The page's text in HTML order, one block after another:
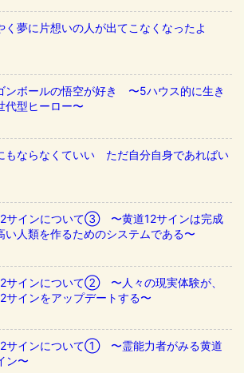
く夢に片想いの人が出てこなくなったよ
ンボールの悟空が好き 〜5ハウス的に生き
代型ヒーロー〜
もならなくていい ただ自分自身であればい
サインについて③ 〜黄道12サインは完成
い人類を作るためのシステムである〜
サインについて② 〜人々の現実体験が、
サインをアップデートする〜
サインについて① 〜霊能力者がみる黄道
ン〜